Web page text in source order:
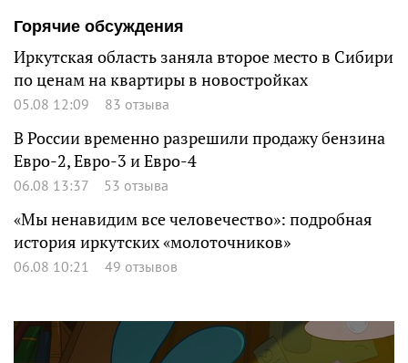
Горячие обсуждения
Иркутская область заняла второе место в Сибири
по ценам на квартиры в новостройках
05.08 12:09 83 отзыва
В России временно разрешили продажу бензина
Евро-2, Евро-3 и Евро-4
06.08 13:37 53 отзыва
«Мы ненавидим все человечество»: подробная
история иркутских «молоточников»
06.08 10:21 49 отзывов